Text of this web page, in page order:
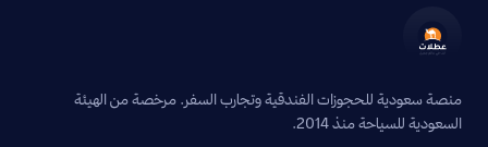
منصة سعودية للحجوزات الفندقية وتجارب السفر. مرخصة من الهيئة
السعودية للسياحة منذ 2014.